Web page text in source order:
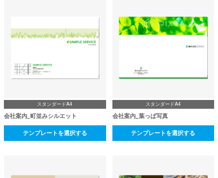
スタンダードA4
会社案内_町並みシルエット
テンプレートを選択する
スタンダードA4
会社案内_葉っぱ写真
テンプレートを選択する